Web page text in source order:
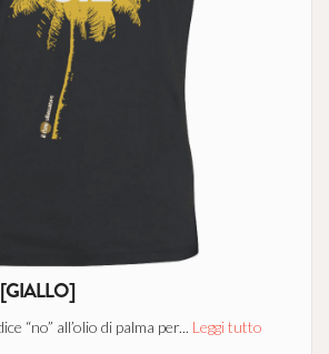
“no” all’olio di palma per... Leggi tutto